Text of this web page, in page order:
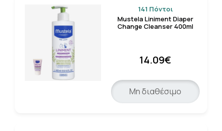
141 Πόντοι
Mustela Liniment Diaper
Change Cleanser 400ml
14.09€
Μη διαθέσιμο